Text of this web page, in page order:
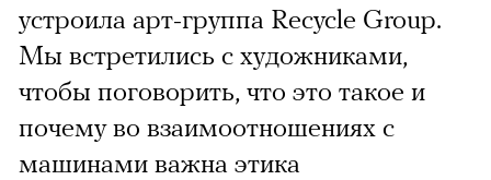
устроила арт-группа Recycle Group.
Мы встретились с художниками,
чтобы поговорить, что это такое и
почему во взаимоотношениях с
машинами важна этика